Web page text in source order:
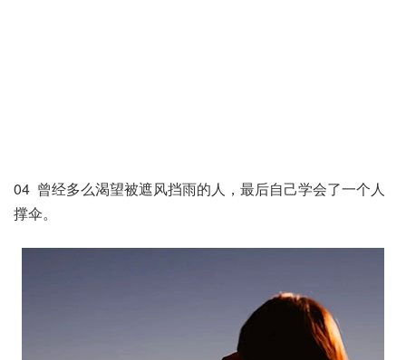
04 曾经多么渴望被遮风挡雨的人，最后自己学会了一个人
撑伞。